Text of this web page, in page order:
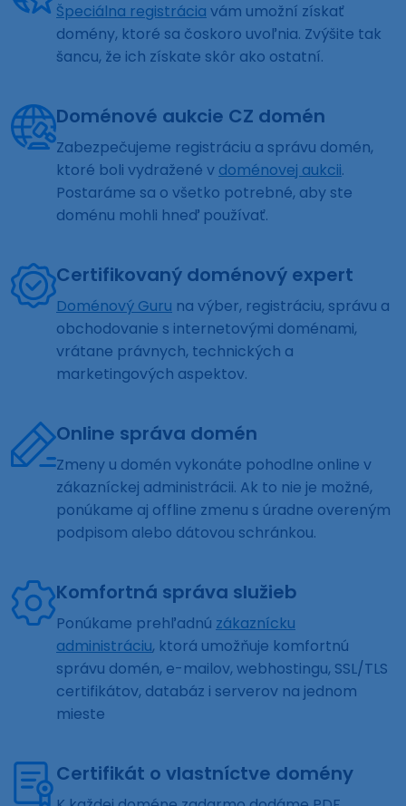
Špeciálna registrácia vám umožní získať
domény, ktoré sa čoskoro uvoľnia. Zvýšite tak
šancu, že ich získate skôr ako ostatní.
Doménové aukcie CZ domén
Zabezpečujeme registráciu a správu domén,
ktoré boli vydražené v doménovej aukcii.
Postaráme sa o všetko potrebné, aby ste
doménu mohli hneď používať.
Certifikovaný doménový expert
Doménový Guru na výber, registráciu, správu a
obchodovanie s internetovými doménami,
vrátane právnych, technických a
marketingových aspektov.
Online správa domén
Zmeny u domén vykonáte pohodlne online v
zákazníckej administrácii. Ak to nie je možné,
ponúkame aj offline zmenu s úradne overeným
podpisom alebo dátovou schránkou.
Komfortná správa služieb
Ponúkame prehľadnú zákaznícku
administráciu, ktorá umožňuje komfortnú
správu domén, e-mailov, webhostingu, SSL/TLS
certifikátov, databáz i serverov na jednom
mieste
Certifikát o vlastníctve domény